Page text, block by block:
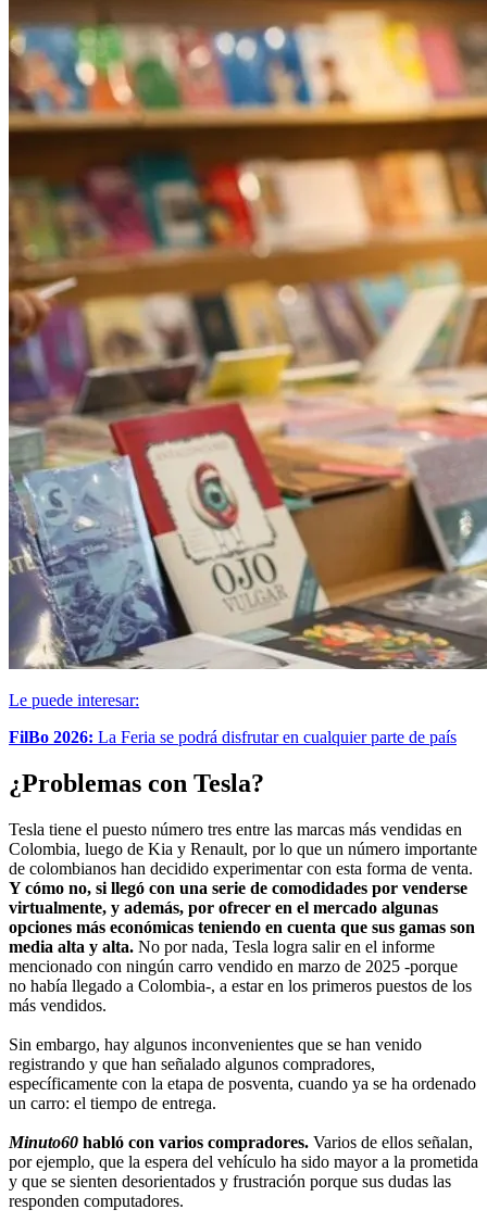
Le puede interesar:
FilBo 2026: La Feria se podrá disfrutar en cualquier parte de país
¿Problemas con Tesla?
Tesla tiene el puesto número tres entre las marcas más vendidas en
Colombia, luego de Kia y Renault, por lo que un número importante
de colombianos han decidido experimentar con esta forma de venta.
Y cómo no, si llegó con una serie de comodidades por venderse
virtualmente, y además, por ofrecer en el mercado algunas
opciones más económicas teniendo en cuenta que sus gamas son
media alta y alta. No por nada, Tesla logra salir en el informe
mencionado con ningún carro vendido en marzo de 2025 -porque
no había llegado a Colombia-, a estar en los primeros puestos de los
más vendidos.
Sin embargo, hay algunos inconvenientes que se han venido
registrando y que han señalado algunos compradores,
específicamente con la etapa de posventa, cuando ya se ha ordenado
un carro: el tiempo de entrega.
Minuto60 habló con varios compradores. Varios de ellos señalan,
por ejemplo, que la espera del vehículo ha sido mayor a la prometida
y que se sienten desorientados y frustración porque sus dudas las
responden computadores.